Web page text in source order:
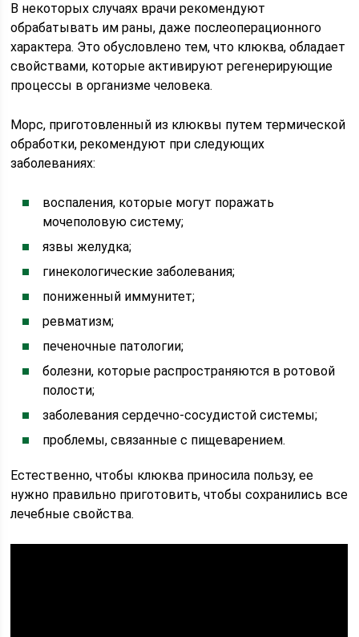
В некоторых случаях врачи рекомендуют
обрабатывать им раны, даже послеоперационного
характера. Это обусловлено тем, что клюква, обладает
свойствами, которые активируют регенерирующие
процессы в организме человека.
Морс, приготовленный из клюквы путем термической
обработки, рекомендуют при следующих
заболеваниях:
воспаления, которые могут поражать
мочеполовую систему;
язвы желудка;
гинекологические заболевания;
пониженный иммунитет;
ревматизм;
печеночные патологии;
болезни, которые распространяются в ротовой
полости;
заболевания сердечно-сосудистой системы;
проблемы, связанные с пищеварением.
Естественно, чтобы клюква приносила пользу, ее
нужно правильно приготовить, чтобы сохранились все
лечебные свойства.